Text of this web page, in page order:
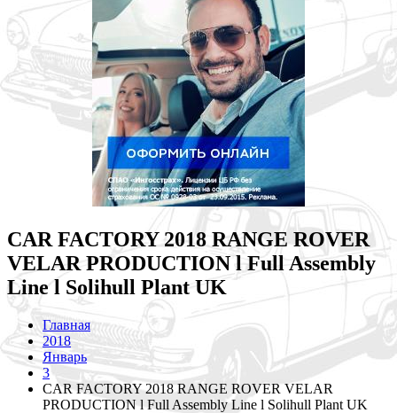
CAR FACTORY 2018 RANGE ROVER
VELAR PRODUCTION l Full Assembly
Line l Solihull Plant UK
Главная
2018
Январь
3
CAR FACTORY 2018 RANGE ROVER VELAR
PRODUCTION l Full Assembly Line l Solihull Plant UK